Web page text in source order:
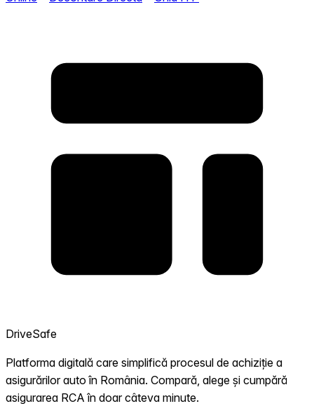
DriveSafe
Platforma digitală care simplifică procesul de achiziție a
asigurărilor auto în România. Compară, alege și cumpără
asigurarea RCA în doar câteva minute.